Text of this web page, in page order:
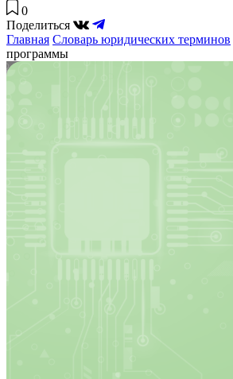
0
Поделиться
Главная Словарь юридических терминов
программы